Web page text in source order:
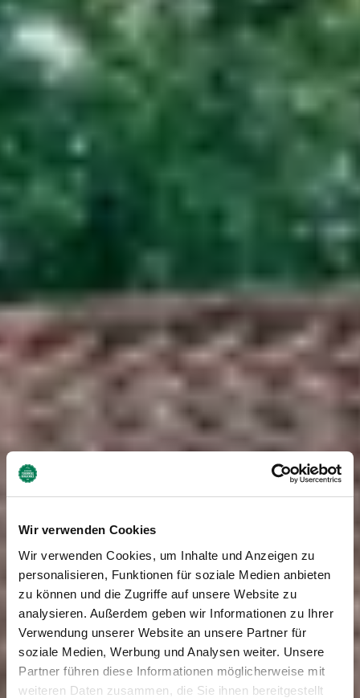
Wir verwenden Cookies
Wir verwenden Cookies, um Inhalte und Anzeigen zu
personalisieren, Funktionen für soziale Medien anbieten
zu können und die Zugriffe auf unsere Website zu
analysieren. Außerdem geben wir Informationen zu Ihrer
Verwendung unserer Website an unsere Partner für
soziale Medien, Werbung und Analysen weiter. Unsere
Partner führen diese Informationen möglicherweise mit
weiteren Daten zusammen, die Sie ihnen bereitgestellt